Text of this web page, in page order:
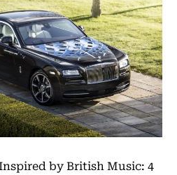
by British Music: 4